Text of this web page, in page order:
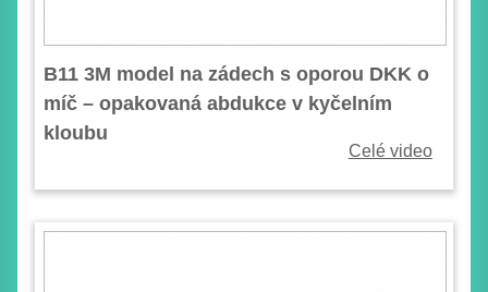
B11 3M model na zádech s oporou DKK o
míč – opakovaná abdukce v kyčelním
kloubu
Celé video